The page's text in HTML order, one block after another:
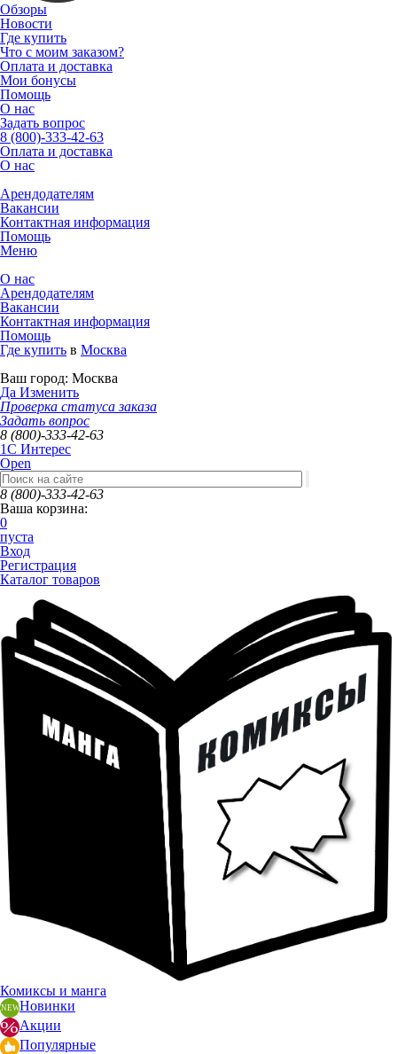
Обзоры
Новости
Где купить
Что с моим заказом?
Оплата и доставка
Мои бонусы
Помощь
О нас
Задать вопрос
8 (800)-333-42-63
Оплата и доставка
О нас
Арендодателям
Вакансии
Контактная информация
Помощь
Меню
О нас
Арендодателям
Вакансии
Контактная информация
Помощь
Где купить в Москва
Ваш город: Москва
Да Изменить
Проверка статуса заказа
Задать вопрос
8 (800)-333-42-63
1C Интерес
Open
8 (800)-333-42-63
Ваша корзина:
0
пуста
Вход
Регистрация
Каталог товаров
Комиксы и манга
Новинки
Акции
Популярные